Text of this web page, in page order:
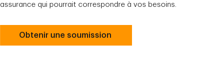
assurance qui pourrait correspondre à vos besoins.
Obtenir une soumission